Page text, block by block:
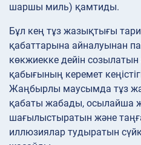
шаршы миль) қамтиды.
Бұл кең тұз жазықтығы
қабаттарына айналуынан
көкжиекке дейін
қабығының керемет
Жаңбырлы маусымда тұз
қабаты жабады, осылайша
шағылыстыратын және
иллюзиялар тудыратын